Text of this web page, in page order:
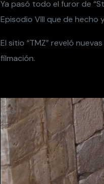
Ya pasó todo el furor de
Episodio VIII que de hecho
El sitio “TMZ” reveló
filmación.